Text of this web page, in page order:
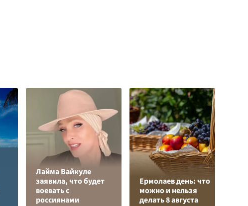
Лайма Вайкуле
заявила, что будет
воевать с
россиянами
Ермолаев день: что
можно и нельзя
делать 8 августа